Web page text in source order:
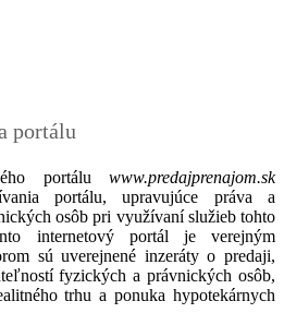
portálu
portálu www.predajprenajom.sk
portálu, upravujúce práva a
osôb pri využívaní služieb tohto
internetový portál je verejným
sú uverejnené inzeráty o predaji,
fyzických a právnických osôb,
trhu a ponuka hypotekárnych